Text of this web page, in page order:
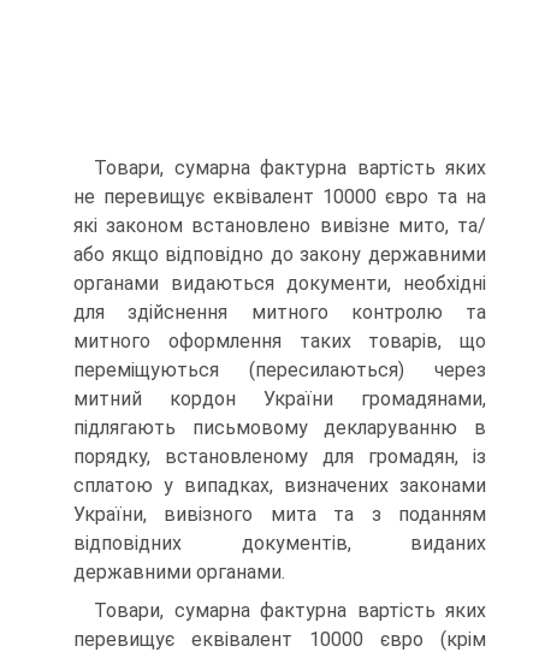
Товари, сумарна фактурна вартість яких
не перевищує еквівалент 10000 євро та на
які законом встановлено вивізне мито, та/
або якщо відповідно до закону державними
органами видаються документи, необхідні
для здійснення митного контролю та
митного оформлення таких товарів, що
переміщуються (пересилаються) через
митний кордон України громадянами,
підлягають письмовому декларуванню в
порядку, встановленому для громадян, із
сплатою у випадках, визначених законами
України, вивізного мита та з поданням
відповідних документів, виданих
державними органами.
Товари, сумарна фактурна вартість яких
перевищує еквівалент 10000 євро (крім